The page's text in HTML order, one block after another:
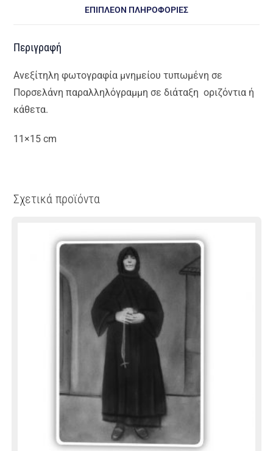
ΕΠΙΠΛΈΟΝ ΠΛΗΡΟΦΟΡΊΕΣ
Περιγραφή
Ανεξίτηλη φωτογραφία μνημείου τυπωμένη σε
Πορσελάνη παραλληλόγραμμη σε διάταξη οριζόντια ή
κάθετα.
11×15 cm
Σχετικά προϊόντα